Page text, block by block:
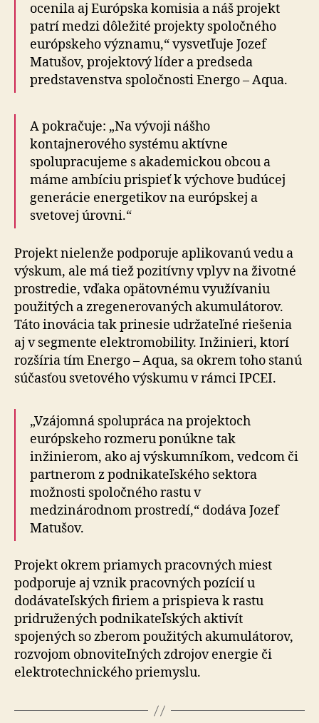
ocenila aj Európska komisia a náš projekt
patrí medzi dôležité projekty spoločného
európskeho významu,“ vysvetľuje Jozef
Matušov, projektový líder a predseda
predstavenstva spoločnosti Energo – Aqua.
A pokračuje: „Na vývoji nášho
kontajnerového systému aktívne
spolupracujeme s akademickou obcou a
máme ambíciu prispieť k výchove budúcej
generácie energetikov na európskej a
svetovej úrovni.“
Projekt nielenže podporuje aplikovanú vedu a
výskum, ale má tiež pozitívny vplyv na životné
prostredie, vďaka opätovnému využívaniu
použitých a zregenerovaných akumulátorov.
Táto inovácia tak prinesie udržateľné riešenia
aj v segmente elektromobility. Inžinieri, ktorí
rozšíria tím Energo – Aqua, sa okrem toho stanú
súčasťou svetového výskumu v rámci IPCEI.
„Vzájomná spolupráca na projektoch
európskeho rozmeru ponúkne tak
inžinierom, ako aj výskumníkom, vedcom či
partnerom z podnikateľského sektora
možnosti spoločného rastu v
medzinárodnom prostredí,“ dodáva Jozef
Matušov.
Projekt okrem priamych pracovných miest
podporuje aj vznik pracovných pozícií u
dodávateľských firiem a prispieva k rastu
pridružených podnikateľských aktivít
spojených so zberom použitých akumulátorov,
rozvojom obnoviteľných zdrojov energie či
elektrotechnického priemyslu.